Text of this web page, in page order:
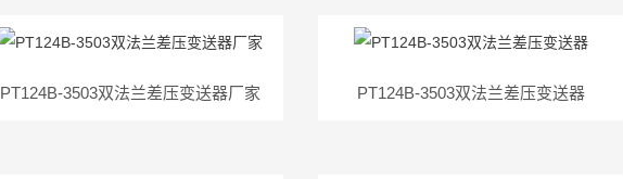
PT124B-3503双法兰差压变送器厂家 PT124B-3503双法兰差压变送器